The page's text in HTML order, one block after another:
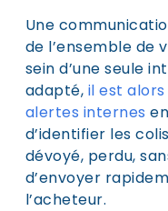
Une
de l’ensemble
sein d’une seule
adapté, il est
alertes internes
d’identifier les
dévoyé, perdu,
d’envoyer
l’acheteur.